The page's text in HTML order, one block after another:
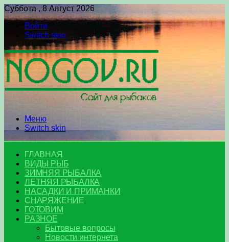
Суббота , 8 Август 2026
Войти
Switch skin
Меню
Switch skin
ГЛАВНАЯ
ВИДЫ РЫБ
ЗИМНЯЯ РЫБАЛКА
ЛЕТНЯЯ РЫБАЛКА
НАСАДКИ И ПРИМАНКИ
СНАРЯЖЕНИЕ
ГОТОВИМ
РАЗНОЕ
Бытовые вопросы
Новости интернета